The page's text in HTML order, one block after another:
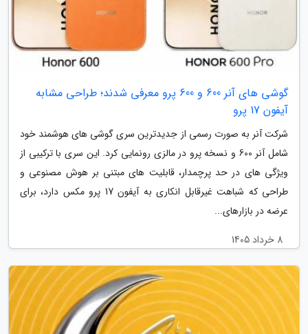
گوشی های آنر 600 و 600 پرو معرفی شدند؛ طراحی مشابه
آیفون 17 پرو
شرکت آنر به صورت رسمی از جدیدترین سری گوشی های هوشمند خود
شامل آنر 600 و نسخه پرو در مالزی رونمایی کرد. این سری با ترکیبی از
ویژگی های در حد پرچمدار، قابلیت های مبتنی بر هوش مصنوعی و
طراحی که شباهت غیرقابل انکاری به آیفون 17 پرو مکس دارد، برای
عرضه در بازارهای...
8 خرداد 1405